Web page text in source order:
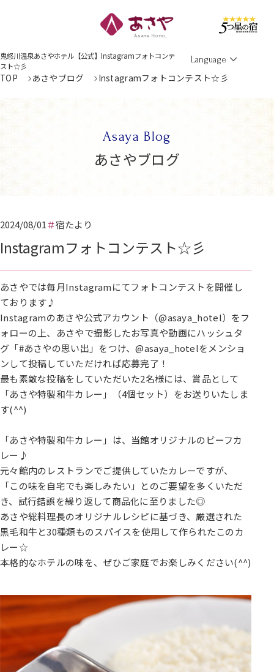
鬼怒川温泉あさやホテル【公式】Instagramフォトコンテ
スト☆彡
Language
TOP あさやブログ Instagramフォトコンテスト☆彡
Asaya Blog
あさやブログ
2024/08/01 宿たより
Instagramフォトコンテスト☆彡
あさやでは毎月Instagramにてフォトコンテストを開催し
ております♪
Instagramのあさや公式アカウント（@asaya_hotel）をフ
ォローの上、あさやで撮影したお写真や動画にハッシュタ
グ「#あさやの思い出」をつけ、@asaya_hotelをメンショ
ンして投稿していただければ応募完了！
最も素敵な投稿をしていただいた2名様には、賞品として
「あさや特製和牛カレー」（4個セット）をお送りいたしま
す(^^)
「あさや特製和牛カレー」は、当館オリジナルのビーフカ
レー♪
元々館内のレストランでご提供していたカレーですが、
「この味を自宅でも楽しみたい」とのご要望を多くいただ
き、試行錯誤を繰り返して商品化に至りました◎
あさや総料理長のオリジナルレシピに基づき、厳選された
黒毛和牛と30種類ものスパイスを使用して作られたこのカ
レー☆
本格的なホテルの味を、ぜひご家庭でお楽しみください(^^)